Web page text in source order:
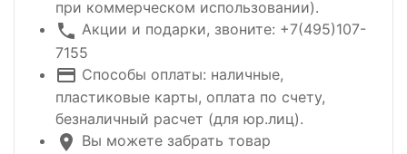
при коммерческом использовании).
Акции и подарки, звоните: +7(495)107-
7155
Способы оплаты: наличные,
пластиковые карты, оплата по счету,
безналичный расчет (для юр.лиц).
Вы можете забрать товар